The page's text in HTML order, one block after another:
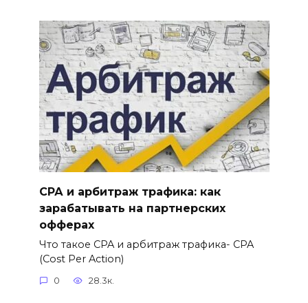
СРА и арбитраж трафика: как
зарабатывать на партнерских
офферах
Что такое CPA и арбитраж трафика- CPA
(Cost Per Action)
0 28.3к.